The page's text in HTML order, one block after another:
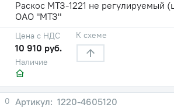
Раскос МТЗ-1221 не регулируемый
ОАО "МТЗ"
Наличие
Цена с НДС
10 910 руб.
К схеме
0
1220-4605120